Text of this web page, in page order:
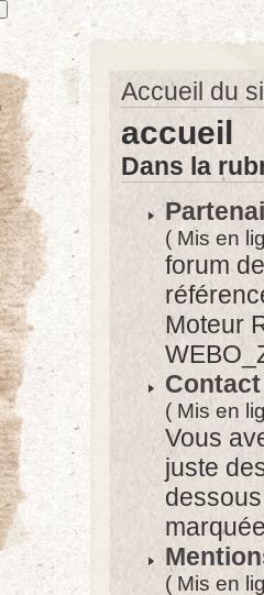
Accueil du
accueil
Dans la
( Mis en
forum
Moteur
Contact
( Mis en
Vous
juste
( Mis en